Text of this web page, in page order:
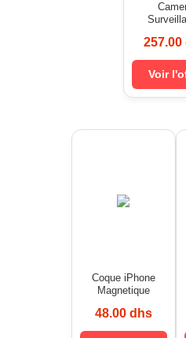
257.00
Voir
Coque iPhone
Magnetique
48.00 dhs